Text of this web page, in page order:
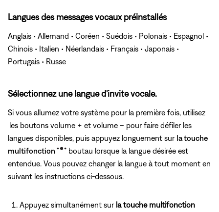
Langues des messages vocaux préinstallés
Anglais • Allemand • Coréen • Suédois • Polonais • Espagnol •
Chinois • Italien • Néerlandais • Français • Japonais •
Portugais • Russe
Sélectionnez une langue d'invite vocale.
Si vous allumez votre système pour la première fois, utilisez
les boutons volume + et volume – pour faire défiler les
langues disponibles, puis appuyez longuement sur la touche
multifonction
boutau lorsque la langue désirée est
entendue. Vous pouvez changer la langue à tout moment en
suivant les instructions ci-dessous.
Appuyez simultanément sur la touche multifonction